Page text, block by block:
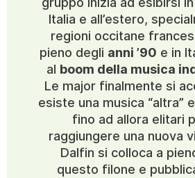
Italia e all’estero,
regioni occitane
pieno degli anni ’90 e in
al boom della musica
Le major finalmente si
esiste una musica “altra”
fino ad allora elitari
raggiungere una nuova
Dalfin si colloca a
questo filone e